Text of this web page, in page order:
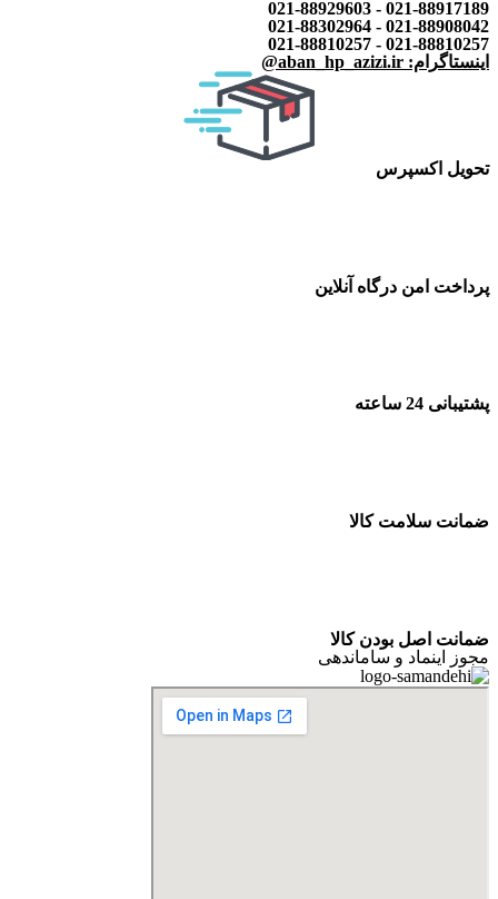
021-88917189 - 021-88929603
021-88908042 - 021-88302964
021-88810257 - 021-88810257
اینستاگرام: aban_hp_azizi.ir@
تحویل اکسپرس
پرداخت امن درگاه آنلاین
پشتیبانی 24 ساعته
ضمانت سلامت کالا
ضمانت اصل بودن کالا
مجوز اینماد و ساماندهی